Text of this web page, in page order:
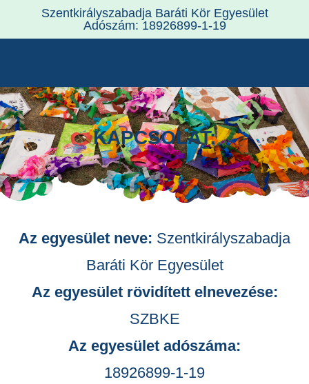
Szentkirályszabadja Baráti Kör Egyesület
Adószám: 18926899-1-19
KAPCSOLAT:
Az egyesület neve: Szentkirályszabadja
Baráti Kör Egyesület
Az egyesület rövidített elnevezése:
SZBKE
Az egyesület adószáma:
18926899-1-19